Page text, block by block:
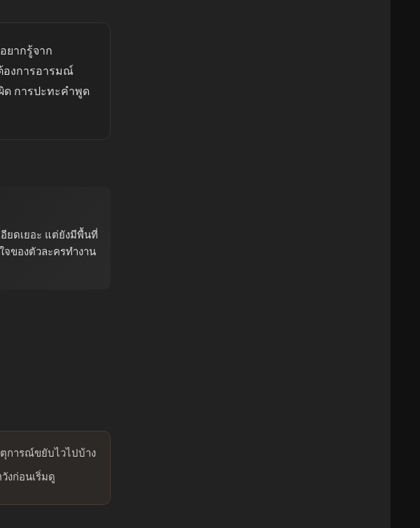
ยากรู้จาก
องการอารมณ์
ด การปะทะคำพูด
อียดเยอะ แต่ยังมีพื้นที่
ของตัวละครทำงาน
การณ์ขยับไวไปบ้าง
งก่อนเริ่มดู